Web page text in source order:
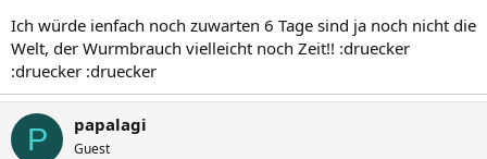
Ich würde ienfach noch zuwarten 6 Tage sind ja noch nicht die
Welt, der Wurmbrauch vielleicht noch Zeit!! :druecker
:druecker :druecker
P papalagi
Guest